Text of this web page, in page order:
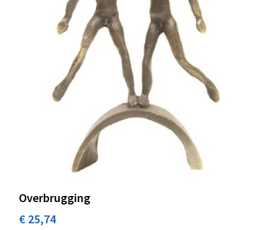
Overbrugging
€ 25,74